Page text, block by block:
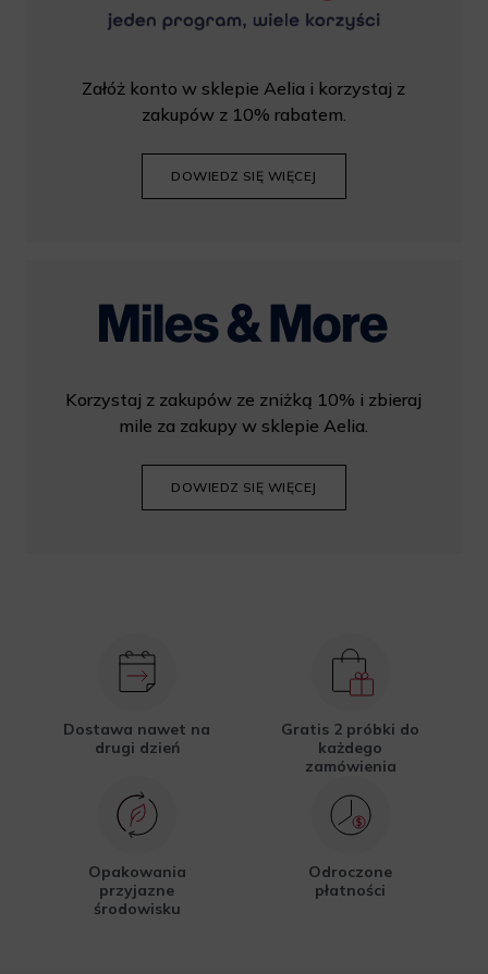
Załóż konto w sklepie Aelia i korzystaj z
zakupów z 10% rabatem.
DOWIEDZ SIĘ WIĘCEJ
Korzystaj z zakupów ze zniżką 10% i zbieraj
mile za zakupy w sklepie Aelia.
DOWIEDZ SIĘ WIĘCEJ
Dostawa nawet na
drugi dzień
Gratis 2 próbki do
każdego
zamówienia
Opakowania
przyjazne
środowisku
Odroczone
płatności